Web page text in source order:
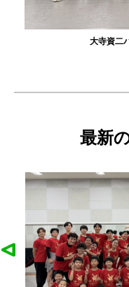
大寺資二
最新